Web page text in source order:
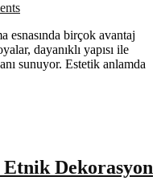
esnasında birçok avantaj
dayanıklı yapısı ile
sunuyor. Estetik anlamda
Dekorasyon